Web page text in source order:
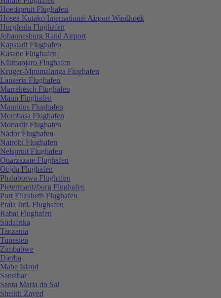
Hoedspruit Flughafen
Hosea Kutako International Airport Windhoek
Hurghada Flughafen
Johannesburg Rand Airport
Kapstadt Flughafen
Kasane Flughafen
Kilimanjaro Flughafen
Kruger-Mpumalanga Flughafen
Lanseria Flughafen
Marrakesch Flughafen
Maun Flughafen
Mauritius Flughafen
Mombasa Flughafen
Monastir Flughafen
Nador Flughafen
Nairobi Flughafen
Nelspruit Flughafen
Ouarzazate Flughafen
Oujda Flughafen
Phalaborwa Flughafen
Pietermaritzburg Flughafen
Port Elizabeth Flughafen
Praia Intl. Flughafen
Rabat Flughafen
Südafrika
Tanzania
Tunesien
Zimbabwe
Djerba
Mahe Island
Sansibar
Santa Maria do Sal
Sheikh Zayed